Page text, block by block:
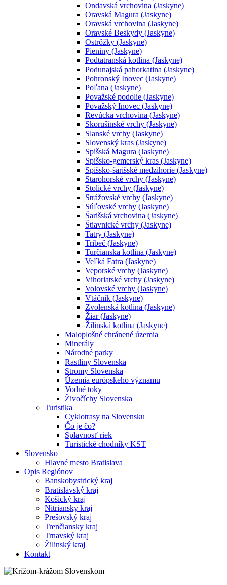
Ondavská vrchovina (Jaskyne)
Oravská Magura (Jaskyne)
Oravská vrchovina (Jaskyne)
Oravské Beskydy (Jaskyne)
Ostrôžky (Jaskyne)
Pieniny (Jaskyne)
Podtatranská kotlina (Jaskyne)
Podunajská pahorkatina (Jaskyne)
Pohronský Inovec (Jaskyne)
Poľana (Jaskyne)
Považské podolie (Jaskyne)
Považský Inovec (Jaskyne)
Revúcka vrchovina (Jaskyne)
Skorušinské vrchy (Jaskyne)
Slanské vrchy (Jaskyne)
Slovenský kras (Jaskyne)
Spišská Magura (Jaskyne)
Spišsko-gemerský kras (Jaskyne)
Spišsko-šarišské medzihorie (Jaskyne)
Starohorské vrchy (Jaskyne)
Stolické vrchy (Jaskyne)
Strážovské vrchy (Jaskyne)
Súľovské vrchy (Jaskyne)
Šarišská vrchovina (Jaskyne)
Štiavnické vrchy (Jaskyne)
Tatry (Jaskyne)
Tribeč (Jaskyne)
Turčianska kotlina (Jaskyne)
Veľká Fatra (Jaskyne)
Veporské vrchy (Jaskyne)
Vihorlatské vrchy (Jaskyne)
Volovské vrchy (Jaskyne)
Vtáčnik (Jaskyne)
Zvolenská kotlina (Jaskyne)
Žiar (Jaskyne)
Žilinská kotlina (Jaskyne)
Maloplošné chránené územia
Minerály
Národné parky
Rastliny Slovenska
Stromy Slovenska
Územia európskeho významu
Vodné toky
Živočíchy Slovenska
Turistika
Cyklotrasy na Slovensku
Čo je čo?
Splavnosť riek
Turistické chodníky KST
Slovensko
Hlavné mesto Bratislava
Opis Regiónov
Banskobystrický kraj
Bratislavský kraj
Košický kraj
Nitriansky kraj
Prešovský kraj
Trenčiansky kraj
Trnavský kraj
Žilinský kraj
Kontakt